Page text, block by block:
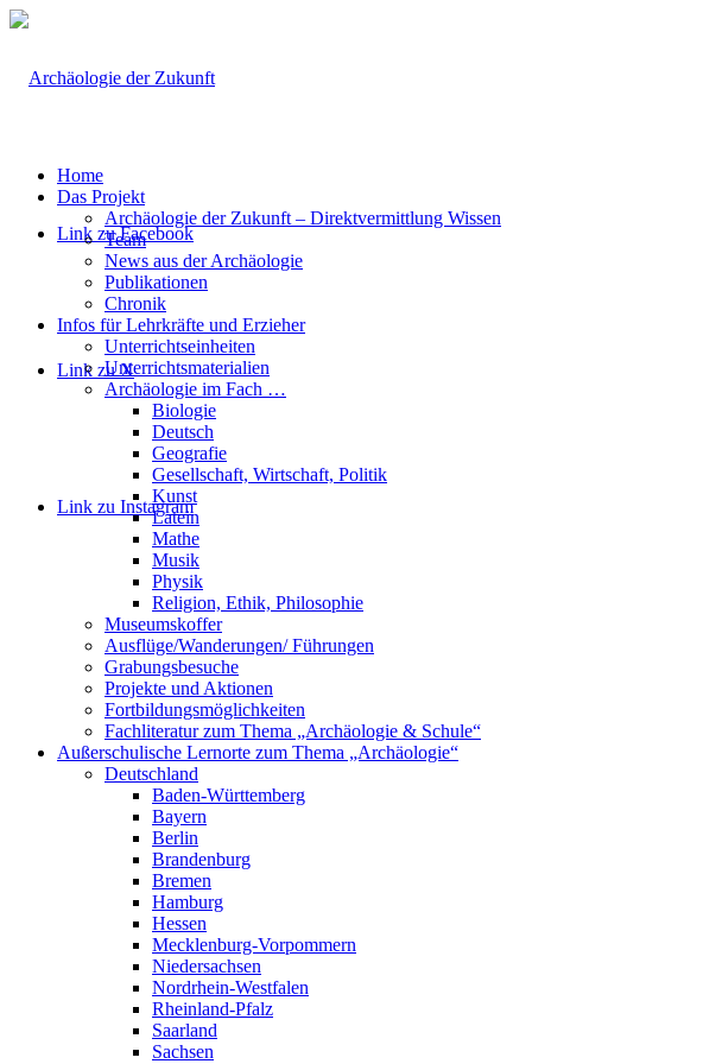
Link zu Facebook
Link zu X
Link zu Instagram
Home
Das Projekt
Archäologie der Zukunft – Direktvermittlung Wissen
Team
News aus der Archäologie
Publikationen
Chronik
Infos für Lehrkräfte und Erzieher
Unterrichtseinheiten
Unterrichtsmaterialien
Archäologie im Fach …
Biologie
Deutsch
Geografie
Gesellschaft, Wirtschaft, Politik
Kunst
Latein
Mathe
Musik
Physik
Religion, Ethik, Philosophie
Museumskoffer
Ausflüge/Wanderungen/ Führungen
Grabungsbesuche
Projekte und Aktionen
Fortbildungsmöglichkeiten
Fachliteratur zum Thema „Archäologie & Schule“
Außerschulische Lernorte zum Thema „Archäologie“
Deutschland
Baden-Württemberg
Bayern
Berlin
Brandenburg
Bremen
Hamburg
Hessen
Mecklenburg-Vorpommern
Niedersachsen
Nordrhein-Westfalen
Rheinland-Pfalz
Saarland
Sachsen